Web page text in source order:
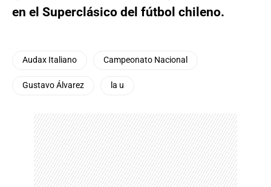
en el Superclásico del fútbol chileno.
Audax Italiano Campeonato Nacional
Gustavo Álvarez la u